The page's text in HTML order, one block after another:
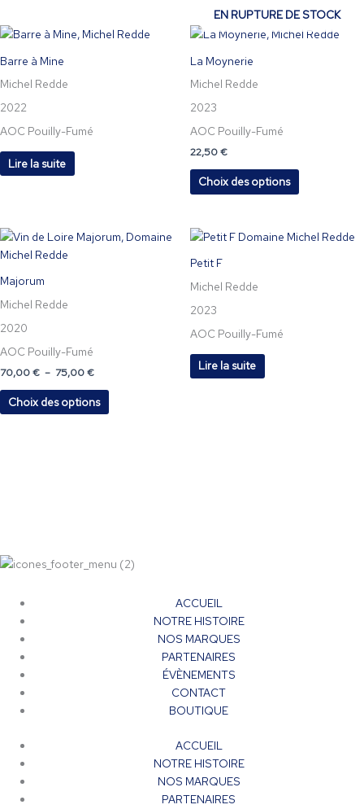
Barre à Mine
Michel Redde
2022
AOC Pouilly-Fumé
Lire la suite
EN RUPTURE DE STOCK
La Moynerie
Michel Redde
2023
AOC Pouilly-Fumé
22,50€
Choix des options
Ce
choisies
la
Majorum
Michel Redde
2020
AOC Pouilly-Fumé
70,00€ – 75,00€
Plage
Choix des options
Ce
sur
Petit F
Michel Redde
2023
AOC Pouilly-Fumé
Lire la suite
ACCUEIL
NOTRE HISTOIRE
NOS MARQUES
PARTENAIRES
ÉVÈNEMENTS
CONTACT
BOUTIQUE
ACCUEIL
NOTRE HISTOIRE
NOS MARQUES
PARTENAIRES